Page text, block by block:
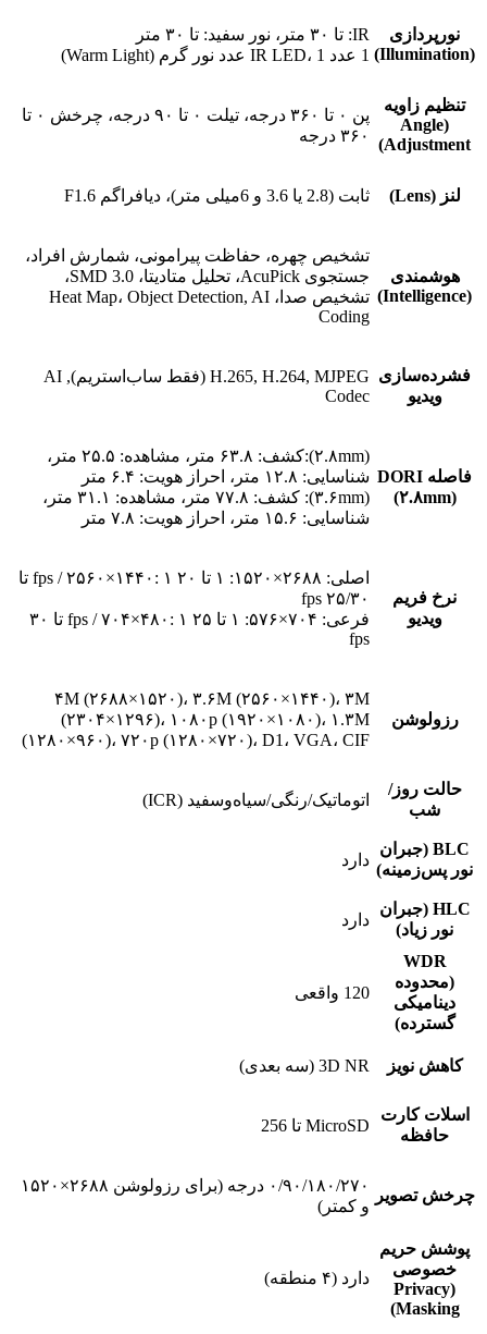
نورپردازی
(Illumination)
IR: تا ۳۰ متر، نور سفید: تا ۳۰ متر
1 عدد IR LED، 1 عدد نور گرم (Warm Light)
تنظیم زاویه
(Angle
Adjustment)
پن ۰ تا ۳۶۰ درجه، تیلت ۰ تا ۹۰ درجه، چرخش ۰ تا
۳۶۰ درجه
لنز (Lens) ثابت (2.8 یا 3.6 و 6میلی متر)، دیافراگم F1.6
هوشمندی
(Intelligence)
تشخیص چهره، حفاظت پیرامونی، شمارش افراد،
جستجوی AcuPick، تحلیل متادیتا، SMD 3.0،
تشخیص صدا، Heat Map، Object Detection, AI
Coding
فشرده‌سازی
ویدیو
H.265, H.264, MJPEG (فقط ساب‌استریم), AI
Codec
فاصله DORI
(۲.۸mm)
(۲.۸mm):کشف: ۶۳.۸ متر، مشاهده: ۲۵.۵ متر،
شناسایی: ۱۲.۸ متر، احراز هویت: ۶.۴ متر
(۳.۶mm): کشف: ۷۷.۸ متر، مشاهده: ۳۱.۱ متر،
شناسایی: ۱۵.۶ متر، احراز هویت: ۷.۸ متر
نرخ فریم
ویدیو
اصلی: ۲۶۸۸×۱۵۲۰: ۱ تا ۲۰ fps / ۲۵۶۰×۱۴۴۰: ۱ تا
۲۵/۳۰ fps
فرعی: ۷۰۴×۵۷۶: ۱ تا ۲۵ fps / ۷۰۴×۴۸۰: ۱ تا ۳۰
fps
رزولوشن‌
۴M (۲۶۸۸×۱۵۲۰)، ۳.۶M (۲۵۶۰×۱۴۴۰)، ۳M
(۲۳۰۴×۱۲۹۶)، ۱۰۸۰p (۱۹۲۰×۱۰۸۰)، ۱.۳M
(۱۲۸۰×۹۶۰)، ۷۲۰p (۱۲۸۰×۷۲۰)، D1، VGA، CIF
حالت روز/
شب
اتوماتیک/رنگی/سیاه‌وسفید (ICR)
BLC (جبران
نور پس‌زمینه)
دارد
HLC (جبران
نور زیاد)
دارد
WDR
(محدوده
دینامیکی
گسترده)
120 واقعی
کاهش نویز 3D NR (سه بعدی)
اسلات کارت
حافظه
MicroSD تا 256
چرخش تصویر
۰/۹۰/۱۸۰/۲۷۰ درجه (برای رزولوشن ۲۶۸۸×۱۵۲۰
و کمتر)
پوشش حریم
خصوصی
(Privacy
Masking)
دارد (۴ منطقه)